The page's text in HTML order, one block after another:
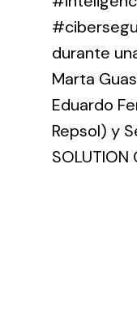
durante
Marta
Eduardo
Repsol) y
SOLUTION